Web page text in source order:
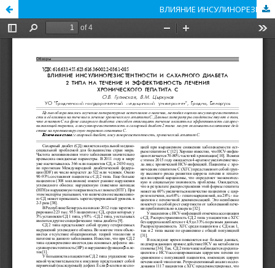
ВЛИЯНИЕ ИНСУЛИНОРЕЗИСТЕНТНОСТИ И САХАРНОГО ДИАБЕТА 2 ТИПА НА ТЕЧЕНИЕ И ЭФФЕКТИВНОСТЬ ЛЕЧЕНИЯ ХРОНИЧЕСКОГО ГЕПАТИТА С